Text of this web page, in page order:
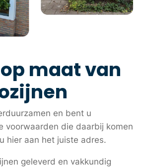
maat van
en bent u
voorwaarden die daarbij komen
hier aan het juiste adres.
geleverd en vakkundig